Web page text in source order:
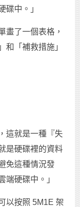
碟中。」
畫了一個表格，
和「補救措施」
這就是一種『失
是硬碟裡的資料
免這種情況發
端硬碟中。」
以按照 5M1E 架